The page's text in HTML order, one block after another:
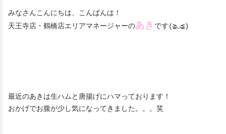
みなさんこんにちは、こんばんは！
天王寺店・鶴橋店エリアマネージャーのあき です(≧◡≦)
最近のあきは生ハムと唐揚げにハマっております！
おかげでお腹が少し気になってきました。。。笑